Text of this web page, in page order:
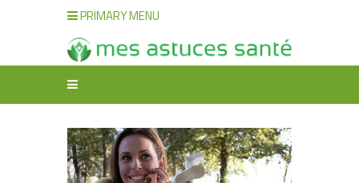
PRIMARY MENU